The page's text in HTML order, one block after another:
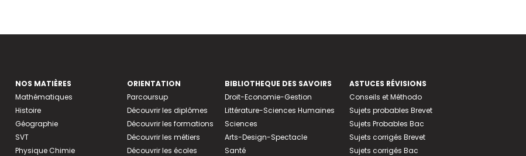
NOS MATIÈRES
Mathématiques
Histoire
Géographie
SVT
Physique Chimie
ORIENTATION
Parcoursup
Découvrir les diplômes
Découvrir les formations
Découvrir les métiers
Découvrir les écoles
BIBLIOTHEQUE DES SAVOIRS
Droit-Economie-Gestion
Littérature-Sciences Humaines
Sciences
Arts-Design-Spectacle
Santé
ASTUCES RÉVISIONS
Conseils et Méthodo
Sujets probables Brevet
Sujets Probables Bac
Sujets corrigés Brevet
Sujets corrigés Bac